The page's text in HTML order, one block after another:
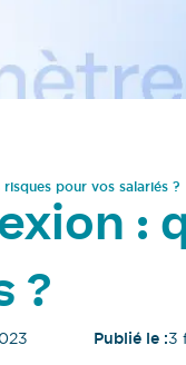
pour vos salariés ?
:
?
Publié le :3